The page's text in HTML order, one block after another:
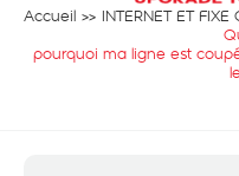
Accueil
INTERNET ET FIXE
pourquoi ma ligne est